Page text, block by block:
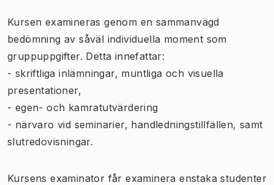
Kursen examineras genom en sammanvägd
bedömning av såväl individuella moment som
gruppuppgifter. Detta innefattar:
- skriftliga inlämningar, muntliga och visuella
presentationer,
- egen- och kamratutvärdering
- närvaro vid seminarier, handledningstillfällen, samt
slutredovisningar.
Kursens examinator får examinera enstaka studenter